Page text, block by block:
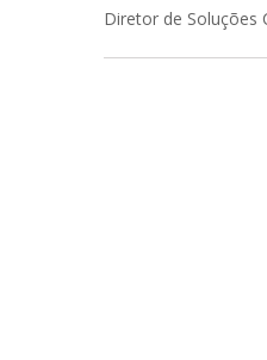
Diretor de Soluções